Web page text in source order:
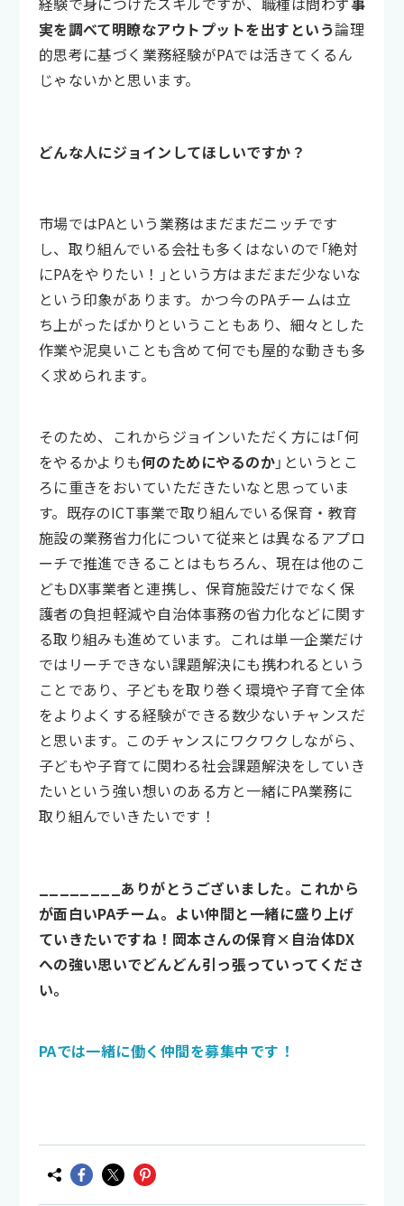
実を調べて明瞭なアウトプットを出すという論理
的思考に基づく業務経験がPAでは活きてくるん
じゃないかと思います。
どんな人にジョインしてほしいですか？
市場ではPAという業務はまだまだニッチです
し、取り組んでいる会社も多くはないので「絶対
にPAをやりたい！」という方はまだまだ少ないな
という印象があります。かつ今のPAチームは立
ち上がったばかりということもあり、細々とした
作業や泥臭いことも含めて何でも屋的な動きも多
く求められます。
そのため、これからジョインいただく方には「何
をやるかよりも何のためにやるのか」というとこ
ろに重きをおいていただきたいなと思っていま
す。既存のICT事業で取り組んでいる保育・教育
施設の業務省力化について従来とは異なるアプロ
ーチで推進できることはもちろん、現在は他のこ
どもDX事業者と連携し、保育施設だけでなく保
護者の負担軽減や自治体事務の省力化などに関す
る取り組みも進めています。これは単一企業だけ
ではリーチできない課題解決にも携われるという
ことであり、子どもを取り巻く環境や子育て全体
をよりよくする経験ができる数少ないチャンスだ
と思います。このチャンスにワクワクしながら、
子どもや子育てに関わる社会課題解決をしていき
たいという強い想いのある方と一緒にPA業務に
取り組んでいきたいです！
________ありがとうございました。これから
が面白いPAチーム。よい仲間と一緒に盛り上げ
ていきたいですね！岡本さんの保育×自治体DX
への強い思いでどんどん引っ張っていってくださ
い。
PAでは一緒に働く仲間を募集中です！